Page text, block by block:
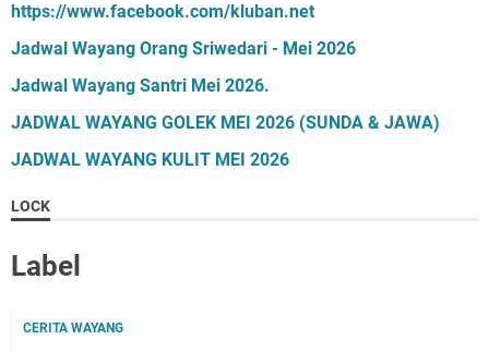
https://www.facebook.com/kluban.net
Jadwal Wayang Orang Sriwedari - Mei 2026
Jadwal Wayang Santri Mei 2026.
JADWAL WAYANG GOLEK MEI 2026 (SUNDA & JAWA)
JADWAL WAYANG KULIT MEI 2026
LOCK
Label
CERITA WAYANG